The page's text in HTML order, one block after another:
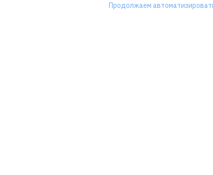
Продолжаем